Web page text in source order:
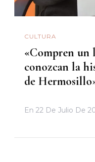
CULTURA
«Compren un
conozcan la
de
En 22 De Julio De